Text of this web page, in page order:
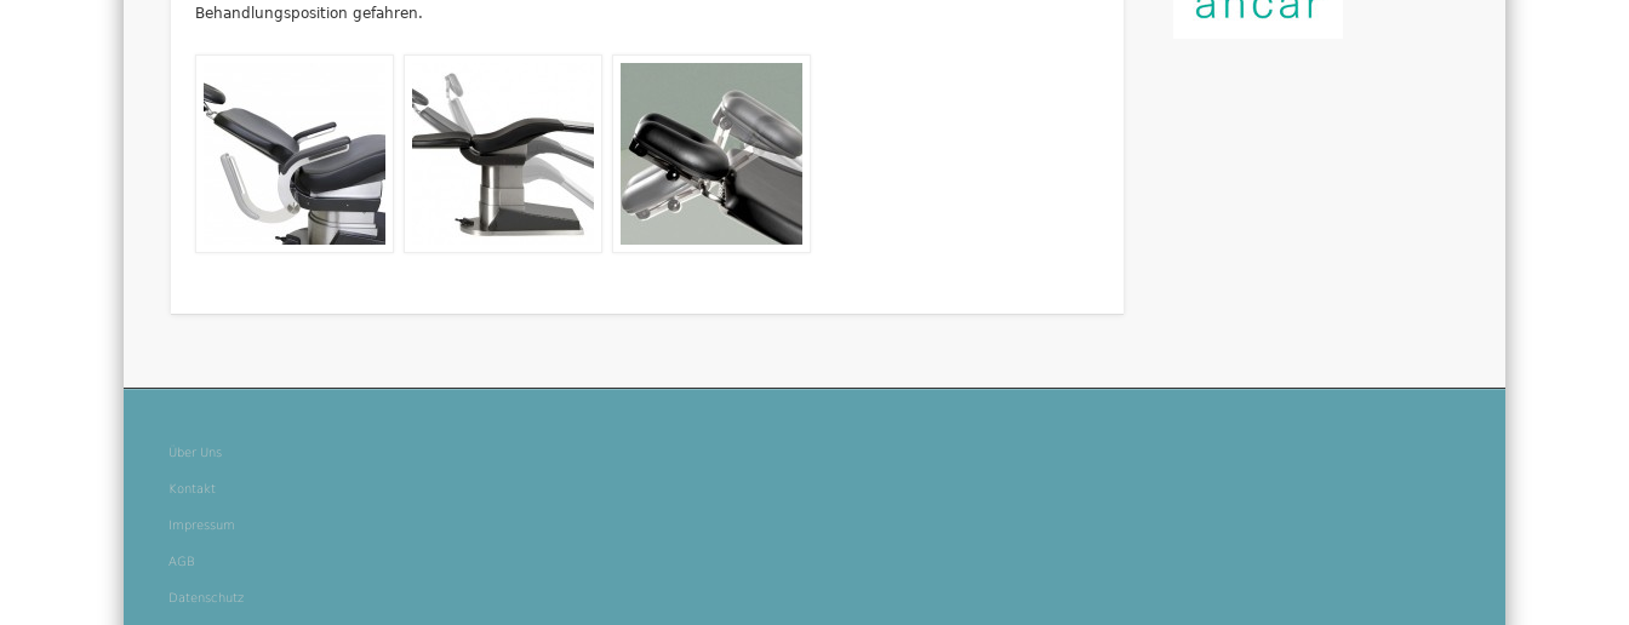
Behandlungsposition gefahren.
Über Uns
Kontakt
Impressum
AGB
Datenschutz